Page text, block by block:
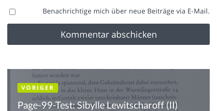
Benachrichtige mich über neue Beiträge via E-Mail.
VORIGER
Page-99-Test: Sibylle Lewitscharoff (II)